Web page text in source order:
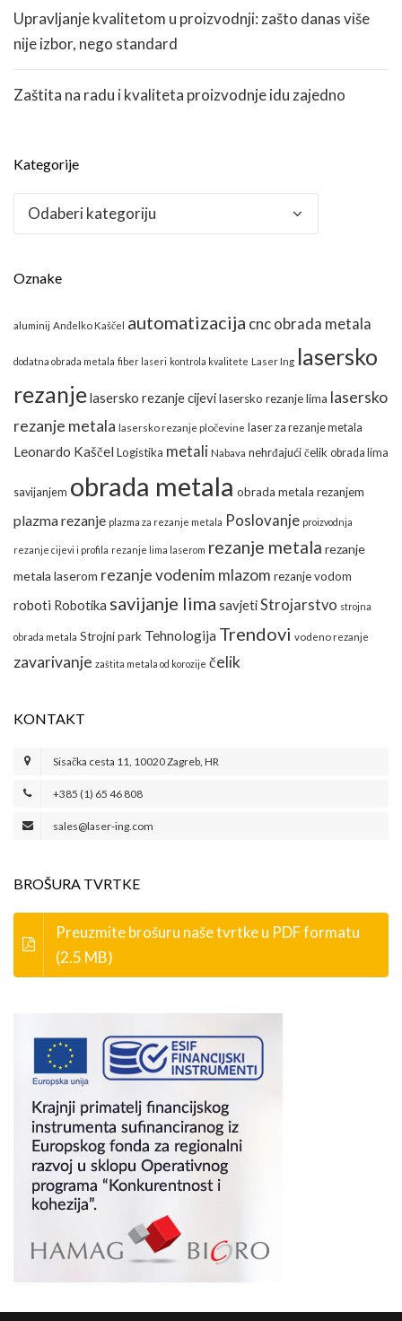
Upravljanje kvalitetom u proizvodnji: zašto danas više
nije izbor, nego standard
Zaštita na radu i kvaliteta proizvodnje idu zajedno
Kategorije
Kategorije
Oznake
aluminij Anđelko Kaščel automatizacija cnc obrada metala
dodatna obrada metala fiber laseri kontrola kvalitete Laser Ing lasersko
rezanjelasersko rezanje cijevilasersko rezanje lima lasersko
rezanje metala lasersko rezanje pločevine laser za rezanje metala
Leonardo Kaščel Logistika metali Nabava nehrđajući čelik obrada lima
savijanjem obrada metala obrada metala rezanjem
plazma rezanje plazma za rezanje metala Poslovanje proizvodnja
rezanje cijevi i profila rezanje lima laserom rezanje metala rezanje
metala laserom rezanje vodenim mlazom rezanje vodom
roboti Robotika savijanje lima savjetiStrojarstvo strojna
obrada metala Strojni park Tehnologija Trendovi vodeno rezanje
zavarivanje zaštita metala od korozije čelik
KONTAKT
Sisačka cesta 11, 10020 Zagreb, HR
+385 (1) 65 46 808
sales@laser-ing.com
BROŠURA TVRTKE
Preuzmite brošuru naše tvrtke u PDF formatu
(2.5 MB)